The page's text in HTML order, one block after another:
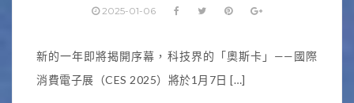
2025-01-06
新的一年即將揭開序幕，科技界的「奧斯卡」——國際
消費電子展（CES 2025）將於1月7日 […]